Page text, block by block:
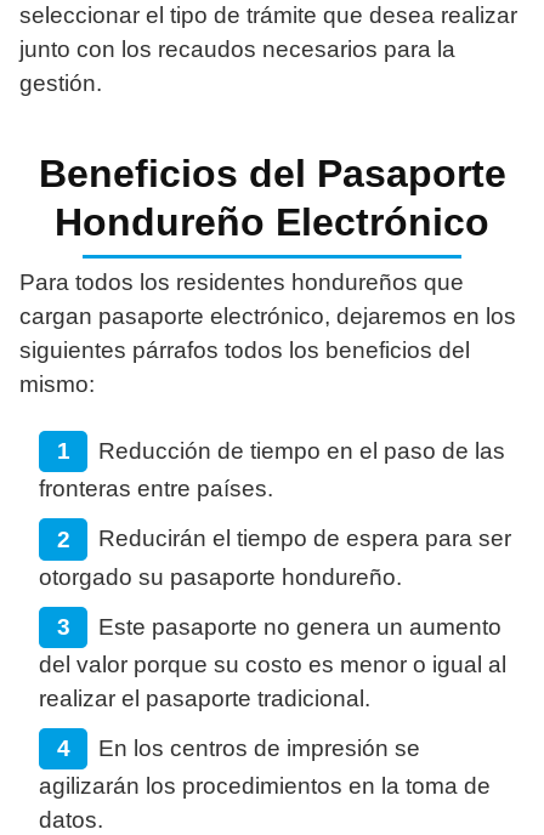
seleccionar el tipo de trámite que desea realizar
junto con los recaudos necesarios para la
gestión.
Beneficios del Pasaporte
Hondureño Electrónico
Para todos los residentes hondureños que
cargan pasaporte electrónico, dejaremos en los
siguientes párrafos todos los beneficios del
mismo:
Reducción de tiempo en el paso de las
fronteras entre países.
Reducirán el tiempo de espera para ser
otorgado su pasaporte hondureño.
Este pasaporte no genera un aumento
del valor porque su costo es menor o igual al
realizar el pasaporte tradicional.
En los centros de impresión se
agilizarán los procedimientos en la toma de
datos.